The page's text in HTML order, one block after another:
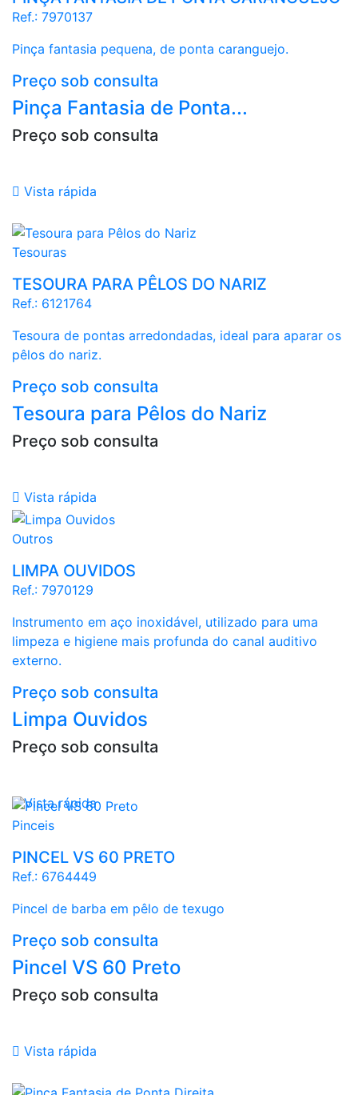
Ref.: 7970137
Pinça fantasia pequena, de ponta caranguejo.
Preço sob consulta
Pinça Fantasia de Ponta...
Preço sob consulta
 Vista rápida
Tesouras
TESOURA PARA PÊLOS DO NARIZ
Ref.: 6121764
Tesoura de pontas arredondadas, ideal para aparar os
pêlos do nariz.
Preço sob consulta
Tesoura para Pêlos do Nariz
Preço sob consulta
 Vista rápida
Outros
LIMPA OUVIDOS
Ref.: 7970129
Instrumento em aço inoxidável, utilizado para uma
limpeza e higiene mais profunda do canal auditivo
externo.
Preço sob consulta
Limpa Ouvidos
Preço sob consulta
Vista rápida
Pinceis
PINCEL VS 60 PRETO
Ref.: 6764449
Pincel de barba em pêlo de texugo
Preço sob consulta
Pincel VS 60 Preto
Preço sob consulta
 Vista rápida